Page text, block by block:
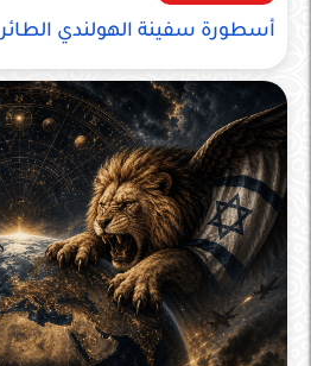
أسطورة سفينة الهولندي الطائر